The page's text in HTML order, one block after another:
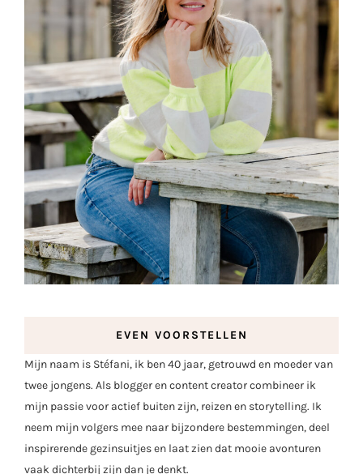
EVEN VOORSTELLEN
Mijn naam is Stéfani, ik ben 40 jaar, getrouwd en moeder van
twee jongens. Als blogger en content creator combineer ik
mijn passie voor actief buiten zijn, reizen en storytelling. Ik
neem mijn volgers mee naar bijzondere bestemmingen, deel
inspirerende gezinsuitjes en laat zien dat mooie avonturen
vaak dichterbij zijn dan je denkt.